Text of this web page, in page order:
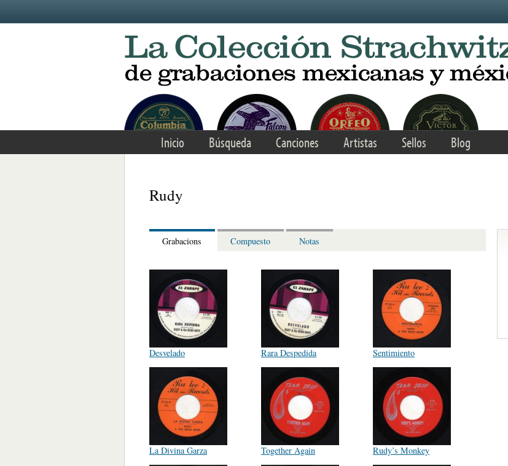
Inicio Búsqueda Canciones Artistas Sellos Blog
Rudy
Grabacions Compuesto Notas
Desvelado Rara Despedida Sentimiento
La Divina Garza Together Again Rudy’s Monkey